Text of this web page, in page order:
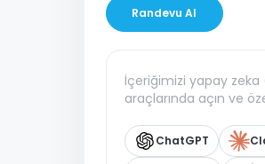
Randevu Al
İçeriğimizi yapay zeka
araçlarında açın ve
ChatGPT